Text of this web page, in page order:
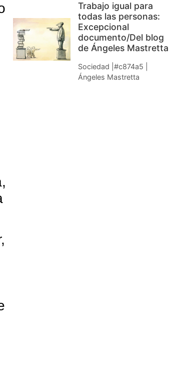
Trabajo igual para
todas las personas:
Excepcional
documento/Del blog
de Ángeles Mastretta
Sociedad |#c874a5 |
Ángeles Mastretta